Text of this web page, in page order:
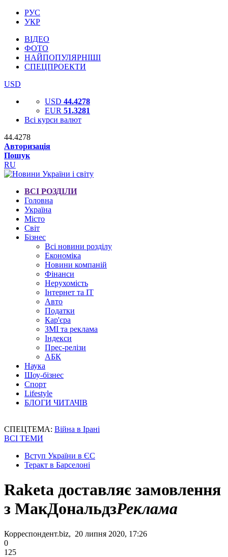
РУС
УКР
ВІДЕО
ФОТО
НАЙПОПУЛЯРНІШІ
СПЕЦПРОЕКТИ
USD
USD 44.4278
EUR 51.3281
Всі курси валют
44.4278
Авторизація
Пошук
RU
ВСІ РОЗДІЛИ
Головна
Україна
Місто
Світ
Бізнес
Всі новини розділу
Економіка
Новини компаній
Фінанси
Нерухомість
Інтернет та IT
Авто
Податки
Кар'єра
ЗМІ та реклама
Індекси
Прес-релізи
АБК
Наука
Шоу-бізнес
Спорт
Lifestyle
БЛОГИ ЧИТАЧІВ
СПЕЦТЕМА: Війна в Ірані
ВСІ ТЕМИ
Вступ України в ЄС
Теракт в Барселоні
Raketa доставляє замовлення
з МакДональдзРеклама
Корреспондент.biz, 20 липня 2020, 17:26
0
125